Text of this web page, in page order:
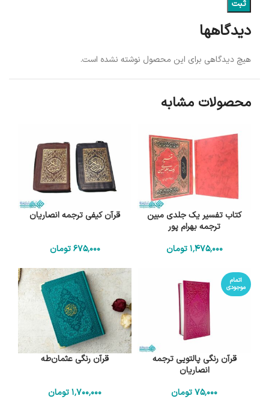
دیدگاهها
هیچ دیدگاهی برای این محصول نوشته نشده است.
محصولات مشابه
کتاب تفسیر یک جلدی مبین
ترجمه بهرام پور
1٬475٬000 تومان
قرآن کیفی ترجمه انصاریان
675٬000 تومان
اتمام
موجودی
قرآن رنگی پالتویی ترجمه
انصاریان
75٬000تومان
قرآن رنگی عثمان‌طه
1٬700٬000تومان